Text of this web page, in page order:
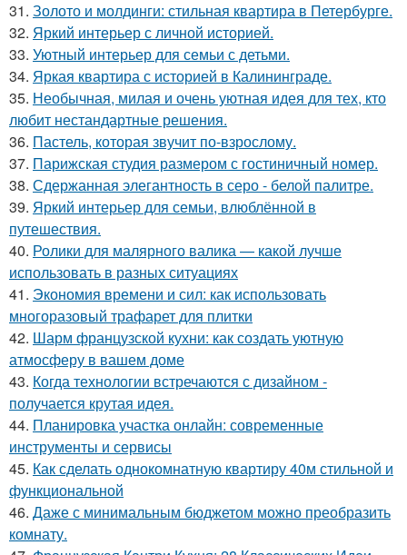
31. Золото и молдинги: стильная квартира в Петербурге.
32. Яркий интерьер с личной историей.
33. Уютный интерьер для семьи с детьми.
34. Яркая квартира с историей в Калининграде.
35. Необычная, милая и очень уютная идея для тех, кто
любит нестандартные решения.
36. Пастель, которая звучит по-взрослому.
37. Парижская студия размером с гостиничный номер.
38. Сдержанная элегантность в серо - белой палитре.
39. Яркий интерьер для семьи, влюблённой в
путешествия.
40. Ролики для малярного валика — какой лучше
использовать в разных ситуациях
41. Экономия времени и сил: как использовать
многоразовый трафарет для плитки
42. Шарм французской кухни: как создать уютную
атмосферу в вашем доме
43. Когда технологии встречаются с дизайном -
получается крутая идея.
44. Планировка участка онлайн: современные
инструменты и сервисы
45. Как сделать однокомнатную квартиру 40м стильной и
функциональной
46. Даже с минимальным бюджетом можно преобразить
комнату.